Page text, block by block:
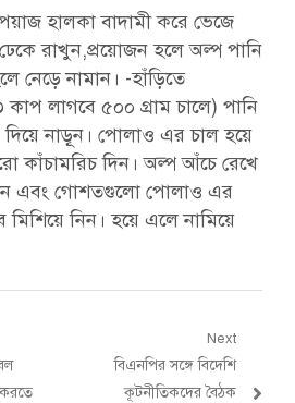
হালকা বাদামী করে ভেজে
রাখুন,প্রয়োজন হলে অল্প পানি
নেড়ে নামান। -হাঁড়িতে
লাগবে ৫০০ গ্রাম চালে) পানি
নাড়ূন। পোলাও এর চাল হয়ে
দিন। অল্প আঁচে রেখে
এবং গোশতগুলো পোলাও এর
মিশিয়ে নিন। হয়ে এলে নামিয়ে
Next
Next
post:
বিএনপির সঙ্গে বিদেশি
কূটনীতিকদের বৈঠক